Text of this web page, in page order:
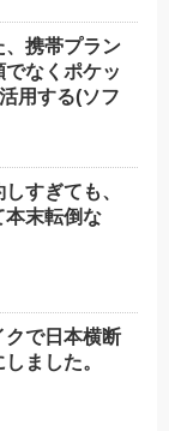
、携帯プラン
なくポケッ
用する(ソフ
すぎても、
本末転倒な
クで日本横断
ました。